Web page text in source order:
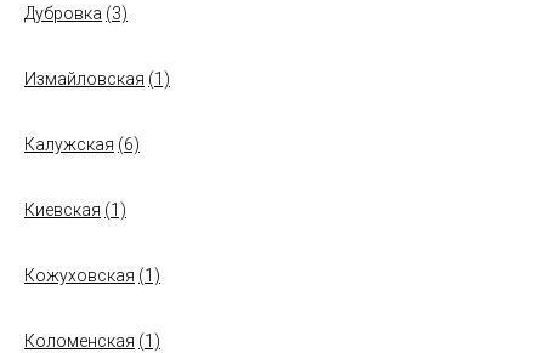
Дубровка (3)
Измайловская (1)
Калужская (6)
Киевская (1)
Кожуховская (1)
Коломенская (1)